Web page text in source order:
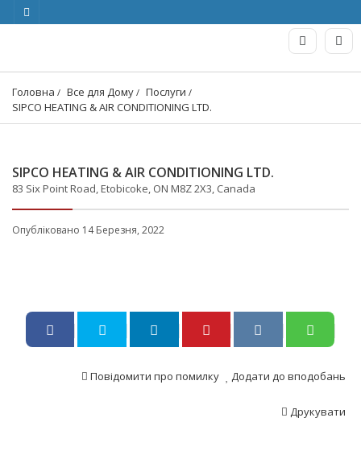
Головна Все для Дому
Послуги
SIPCO HEATING & AIR CONDITIONING LTD.
SIPCO HEATING & AIR CONDITIONING LTD.
83 Six Point Road, Etobicoke, ON M8Z 2X3, Canada
Опубліковано 14 Березня, 2022
Додати до вподобань
Повідомити про помилку
Друкувати